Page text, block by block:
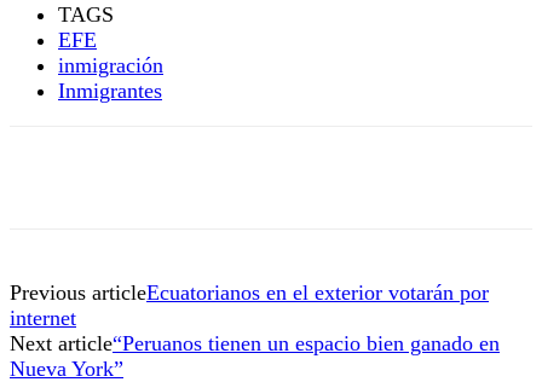
TAGS
EFE
inmigración
Inmigrantes
Previous articleEcuatorianos en el exterior votarán por
internet
Next article“Peruanos tienen un espacio bien ganado en
Nueva York”